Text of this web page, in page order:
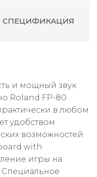
СПЕЦИФИКАЦИЯ
и мощный звук.
Roland FP-80
в любом
удобством
возможностей.
with
игры на
Специальное